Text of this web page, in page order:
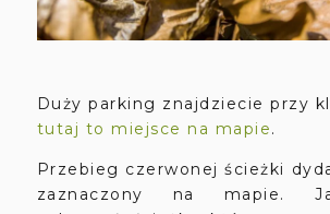
Duży parking znajdziecie przy
tutaj to miejsce na mapie.
Przebieg czerwonej ścieżki
zaznaczony na mapie.